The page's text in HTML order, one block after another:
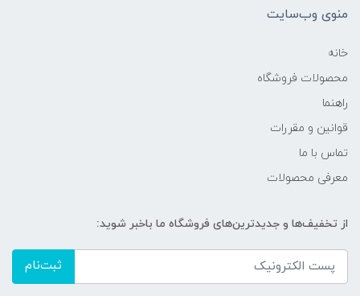
منوی وب‌سایت
خانه
محصولات فروشگاه
راهنما
قوانین و مقررات
تماس با ما
معرفی محصولات
از تخفیف‌ها و جدیدترین‌های فروشگاه ما باخبر شوید:
ثبت‌نام